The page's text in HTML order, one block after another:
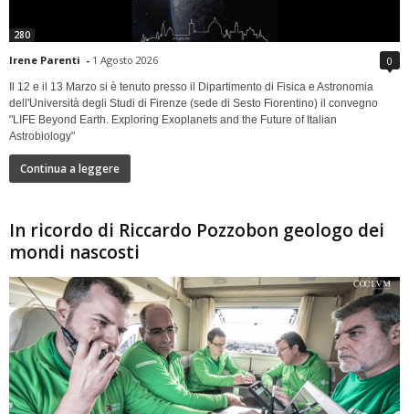
280
Irene Parenti - 1 Agosto 2026 0
Il 12 e il 13 Marzo si è tenuto presso il Dipartimento di Fisica e Astronomia
dell'Università degli Studi di Firenze (sede di Sesto Fiorentino) il convegno
"LIFE Beyond Earth. Exploring Exoplanets and the Future of Italian
Astrobiology"
Continua a leggere
In ricordo di Riccardo Pozzobon geologo dei
mondi nascosti